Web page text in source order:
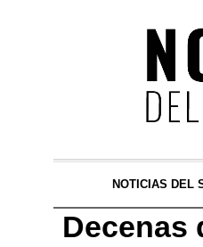
NOTICIAS DEL
Decenas